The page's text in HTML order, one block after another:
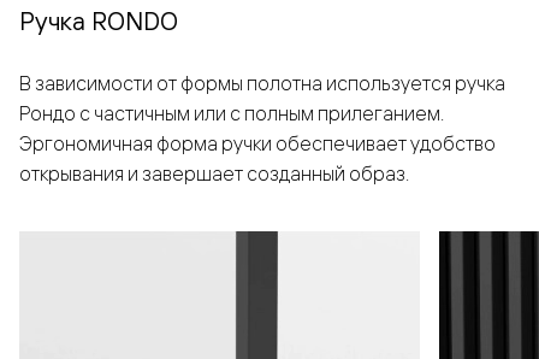
Ручка RONDO
В зависимости от формы полотна используется ручка
Рондо с частичным или с полным прилеганием.
Эргономичная форма ручки обеспечивает удобство
открывания и завершает созданный образ.